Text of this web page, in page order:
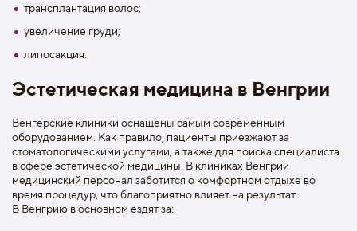
трансплантация волос;
увеличение груди;
липосакция.
Эстетическая медицина в Венгрии
Венгерские клиники оснащены самым современным
оборудованием. Как правило, пациенты приезжают за
стоматологическими услугами, а также для поиска специалиста
в сфере эстетической медицины. В клиниках Венгрии
медицинский персонал заботится о комфортном отдыхе во
время процедур, что благоприятно влияет на результат.
В Венгрию в основном ездят за: